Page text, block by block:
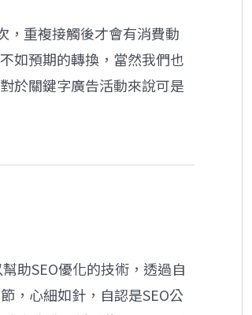
，重複接觸後才會有消費動
如預期的轉換，當然我們也
於關鍵字廣告活動來說可是
助SEO優化的技術，透過自
，心細如針，自認是SEO公